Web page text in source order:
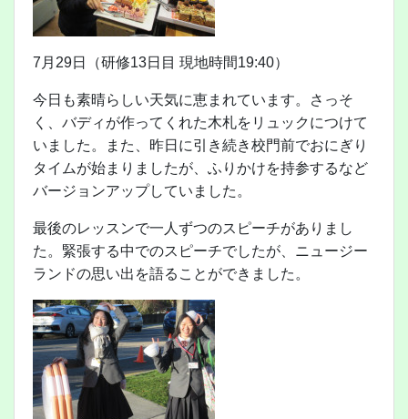
7月29日（研修13日目 現地時間19:40）
今日も素晴らしい天気に恵まれています。さっそ
く、バディが作ってくれた木札をリュックにつけて
いました。また、昨日に引き続き校門前でおにぎり
タイムが始まりましたが、ふりかけを持参するなど
バージョンアップしていました。
最後のレッスンで一人ずつのスピーチがありまし
た。緊張する中でのスピーチでしたが、ニュージー
ランドの思い出を語ることができました。